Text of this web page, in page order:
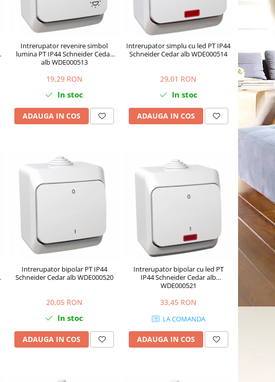
Intrerupator revenire simbol
lumina PT IP44 Schneider Cedar
alb WDE000513
19,29 RON
In stoc
ADAUGA IN COS
Intrerupator simplu cu led PT IP44
Schneider Cedar alb WDE000514
29,01 RON
In stoc
ADAUGA IN COS
Intrerupator bipolar PT IP44
Schneider Cedar alb WDE000520
20,05 RON
In stoc
ADAUGA IN COS
Intrerupator bipolar cu led PT
IP44 Schneider Cedar alb
WDE000521
33,45 RON
LA COMANDA
ADAUGA IN COS